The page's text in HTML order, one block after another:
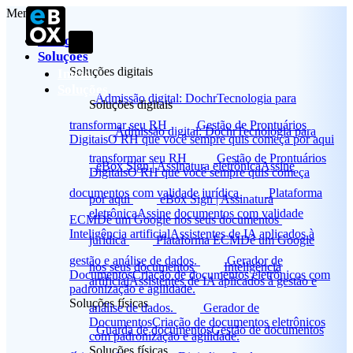
Início
Soluções digitais
Admissão digital: DochrTecnologia para
transformar seu RH
Gestão de Prontuários
DigitaisO RH que você sempre quis começa
por aqui
eBox Sign | Assinatura
eletrônicaAssine documentos com validade
jurídica
Plataforma ECMDê um Google
nos seus documentos
Inteligência
artificialAssistentes de IA aplicados à gestão e
análise de dados.
Gerador de
DocumentosCriação de documentos eletrônicos
com padronização e agilidade.
Soluções físicas
Menu
Início
Soluções
Soluções digitais
Admissão digital: DochrTecnologia para
transformar seu RH
Gestão de Prontuários
DigitaisO RH que você sempre quis começa por aqui
eBox Sign | Assinatura eletrônicaAssine
documentos com validade jurídica
Plataforma
ECMDê um Google nos seus documentos
Inteligência artificialAssistentes de IA aplicados à
gestão e análise de dados.
Gerador de
DocumentosCriação de documentos eletrônicos com
padronização e agilidade.
Soluções físicas
Guarda de documentosGestão de documentos